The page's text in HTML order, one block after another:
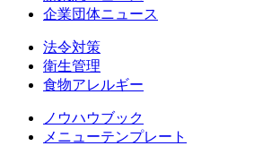
企業団体ニュース
法令対策
衛生管理
食物アレルギー
ノウハウブック
メニューテンプレート